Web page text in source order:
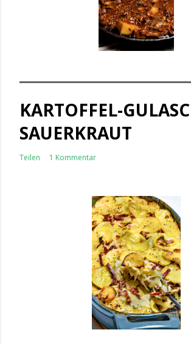
KARTOFFEL-
SAUERKRAUT
Teilen 1 Kommentar